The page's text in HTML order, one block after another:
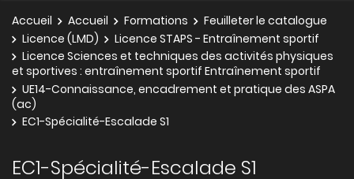
Accueil Accueil Formations
Feuilleter le catalogue
Licence (LMD)
Licence STAPS - Entraînement sportif
Licence Sciences et techniques des activités physiques
et sportives : entraînement sportif Entraînement sportif
UE14-Connaissance, encadrement et pratique des ASPA
(ac)
EC1-Spécialité-Escalade S1
EC1-Spécialité-Escalade S1